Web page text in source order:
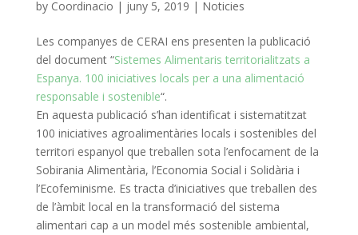
by Coordinacio | juny 5, 2019 | Noticies
Les companyes de CERAI ens presenten la publicació
del document “Sistemes Alimentaris territorialitzats a
Espanya. 100 iniciatives locals per a una alimentació
responsable i sostenible“.
En aquesta publicació s’han identificat i sistematitzat
100 iniciatives agroalimentàries locals i sostenibles del
territori espanyol que treballen sota l’enfocament de la
Sobirania Alimentària, l’Economia Social i Solidària i
l’Ecofeminisme. Es tracta d’iniciatives que treballen des
de l’àmbit local en la transformació del sistema
alimentari cap a un model més sostenible ambiental,